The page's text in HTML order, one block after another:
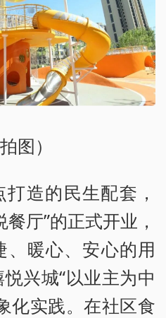
图）
造的民生配套，
厅”的正式开业，
、暖心、安心的用
兴城“以业主为中
化实践。在社区食